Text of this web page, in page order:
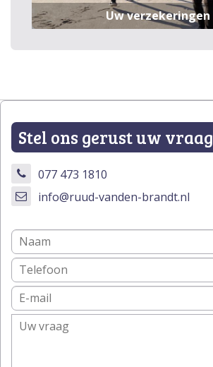
Uw verzekeringen
Stel ons gerust uw vraag
077 473 1810
info@ruud-vanden-brandt.nl